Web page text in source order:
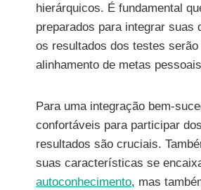
hierárquicos. É fundamental
preparados para integrar
os resultados dos testes
alinhamento de metas
Para uma integração bem-
confortáveis para participar
resultados são cruciais.
suas características se
autoconhecimento, mas